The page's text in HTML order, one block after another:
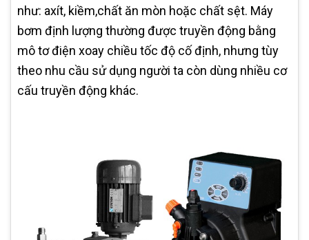
như: axít, kiềm,chất ăn mòn hoặc chất sệt. Máy
bơm định lượng thường được truyền động bằng
mô tơ điện xoay chiều tốc độ cố định, nhưng tùy
theo nhu cầu sử dụng người ta còn dùng nhiều cơ
cấu truyền động khác.